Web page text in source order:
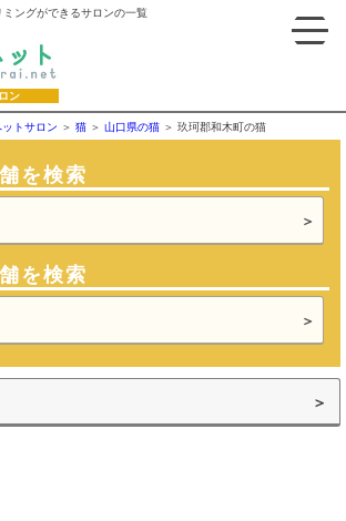
ングができるサロンの一覧
ン
トサロン 猫 山口県の猫 玖珂郡和木町の猫
を検索
を検索